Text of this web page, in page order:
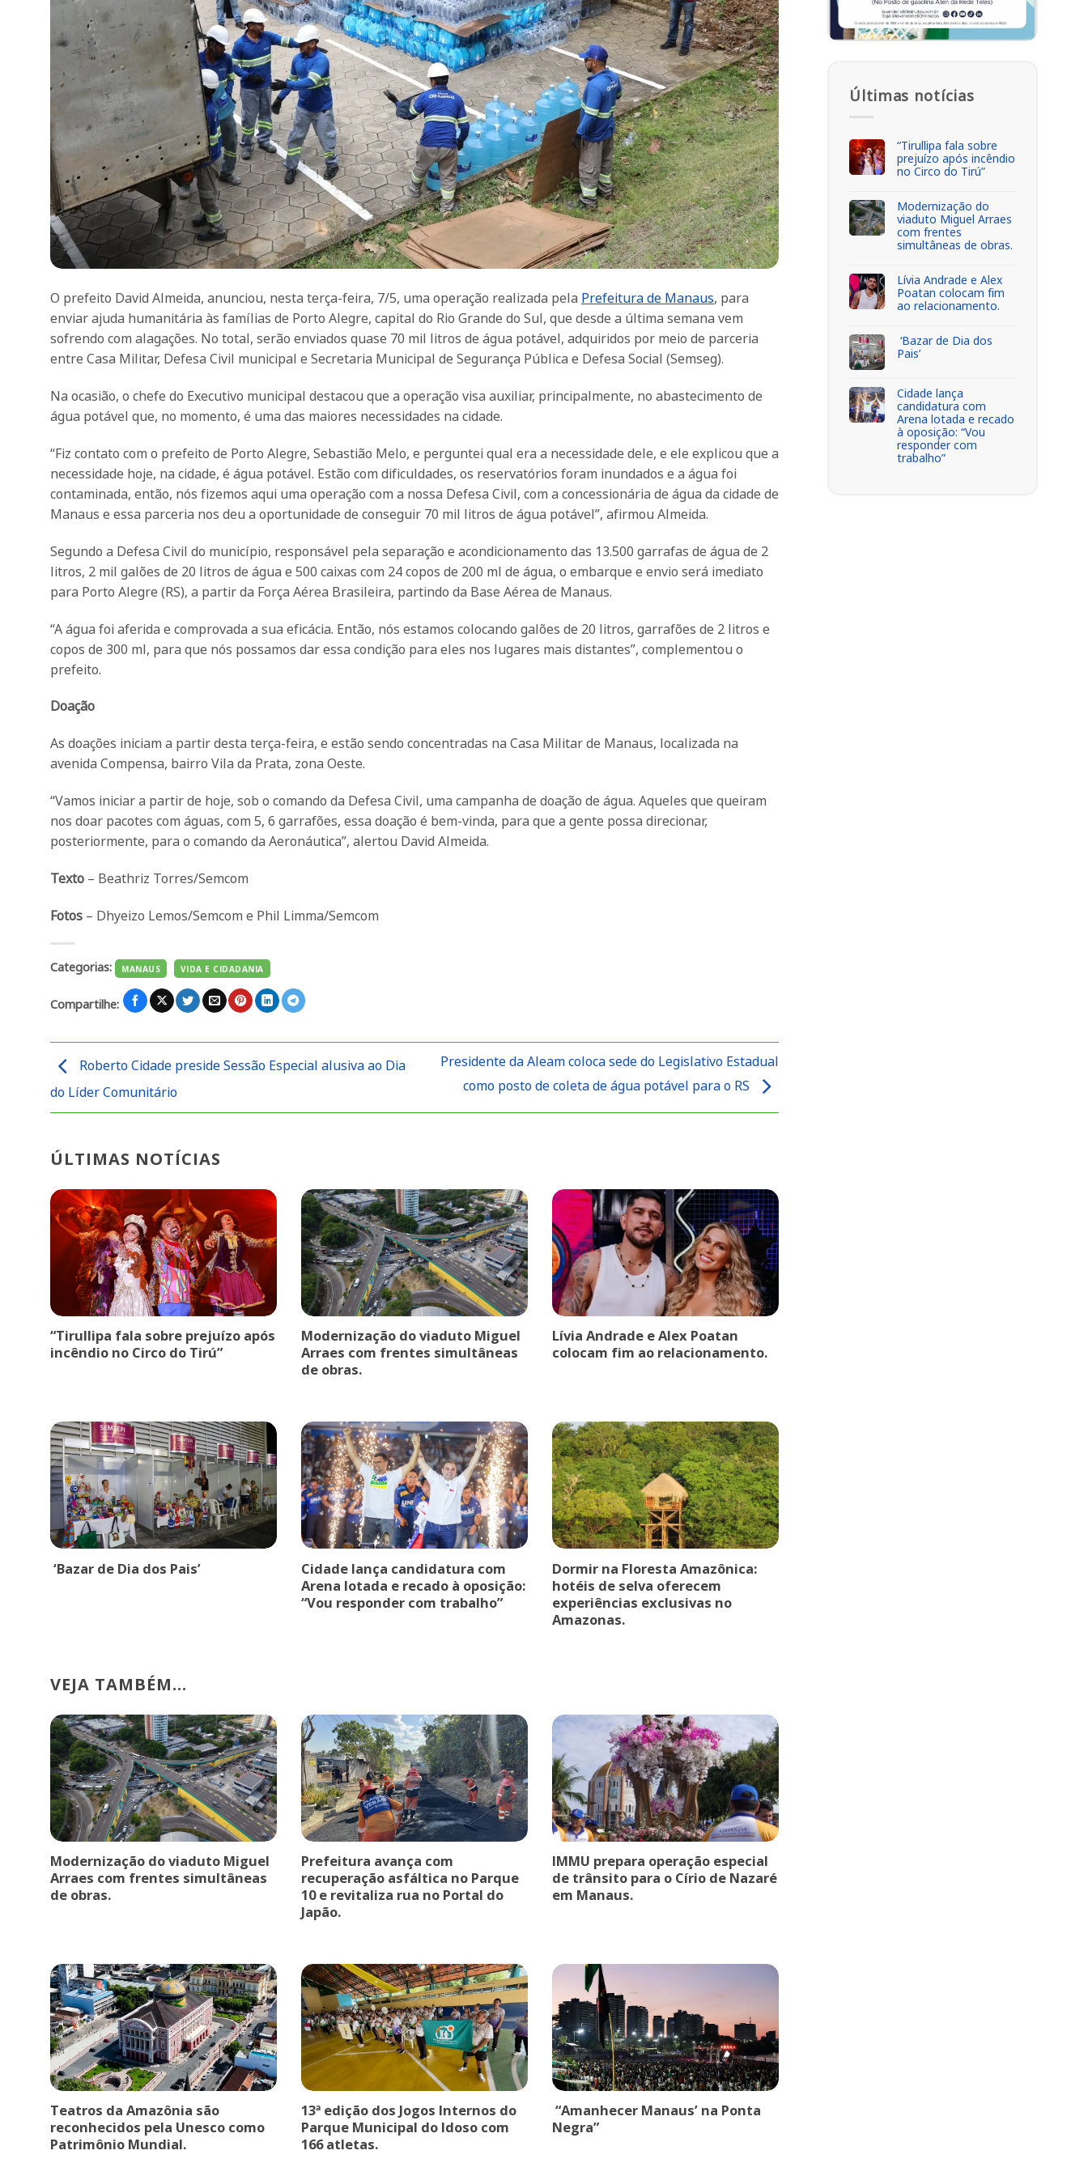
O prefeito David Almeida, anunciou, nesta terça-feira, 7/5, uma operação realizada pela Prefeitura de Manaus, para
enviar ajuda humanitária às famílias de Porto Alegre, capital do Rio Grande do Sul, que desde a última semana vem
sofrendo com alagações. No total, serão enviados quase 70 mil litros de água potável, adquiridos por meio de parceria
entre Casa Militar, Defesa Civil municipal e Secretaria Municipal de Segurança Pública e Defesa Social (Semseg).
Na ocasião, o chefe do Executivo municipal destacou que a operação visa auxiliar, principalmente, no abastecimento de
água potável que, no momento, é uma das maiores necessidades na cidade.
“Fiz contato com o prefeito de Porto Alegre, Sebastião Melo, e perguntei qual era a necessidade dele, e ele explicou que a
necessidade hoje, na cidade, é água potável. Estão com dificuldades, os reservatórios foram inundados e a água foi
contaminada, então, nós fizemos aqui uma operação com a nossa Defesa Civil, com a concessionária de água da cidade de
Manaus e essa parceria nos deu a oportunidade de conseguir 70 mil litros de água potável”, afirmou Almeida.
Segundo a Defesa Civil do município, responsável pela separação e acondicionamento das 13.500 garrafas de água de 2
litros, 2 mil galões de 20 litros de água e 500 caixas com 24 copos de 200 ml de água, o embarque e envio será imediato
para Porto Alegre (RS), a partir da Força Aérea Brasileira, partindo da Base Aérea de Manaus.
“A água foi aferida e comprovada a sua eficácia. Então, nós estamos colocando galões de 20 litros, garrafões de 2 litros e
copos de 300 ml, para que nós possamos dar essa condição para eles nos lugares mais distantes”, complementou o
prefeito.
Doação
As doações iniciam a partir desta terça-feira, e estão sendo concentradas na Casa Militar de Manaus, localizada na
avenida Compensa, bairro Vila da Prata, zona Oeste.
“Vamos iniciar a partir de hoje, sob o comando da Defesa Civil, uma campanha de doação de água. Aqueles que queiram
nos doar pacotes com águas, com 5, 6 garrafões, essa doação é bem-vinda, para que a gente possa direcionar,
posteriormente, para o comando da Aeronáutica”, alertou David Almeida.
Texto – Beathriz Torres/Semcom
Fotos – Dhyeizo Lemos/Semcom e Phil Limma/Semcom
Categorias: MANAUS VIDA E CIDADANIA
Compartilhe:
Roberto Cidade preside Sessão Especial alusiva ao Dia
do Líder Comunitário
Presidente da Aleam coloca sede do Legislativo Estadual
como posto de coleta de água potável para o RS
ÚLTIMAS NOTÍCIAS
“Tirullipa fala sobre prejuízo após
incêndio no Circo do Tirú”
Modernização do viaduto Miguel
Arraes com frentes simultâneas
de obras.
Lívia Andrade e Alex Poatan
colocam fim ao relacionamento.
‘Bazar de Dia dos Pais’
Cidade lança candidatura com
Arena lotada e recado à oposição:
“Vou responder com trabalho”
Dormir na Floresta Amazônica:
hotéis de selva oferecem
experiências exclusivas no
Amazonas.
VEJA TAMBÉM...
Modernização do viaduto Miguel
Arraes com frentes simultâneas
de obras.
Prefeitura avança com
recuperação asfáltica no Parque
10 e revitaliza rua no Portal do
Japão.
IMMU prepara operação especial
de trânsito para o Círio de Nazaré
em Manaus.
Teatros da Amazônia são
reconhecidos pela Unesco como
Patrimônio Mundial.
13ª edição dos Jogos Internos do
Parque Municipal do Idoso com
166 atletas.
“Amanhecer Manaus’ na Ponta
Negra”
Últimas notícias
“Tirullipa fala sobre
prejuízo após incêndio
no Circo do Tirú”
Modernização do
viaduto Miguel Arraes
com frentes
simultâneas de obras.
Lívia Andrade e Alex
Poatan colocam fim
ao relacionamento.
‘Bazar de Dia dos
Pais’
Cidade lança
candidatura com
Arena lotada e recado
à oposição: “Vou
responder com
trabalho”